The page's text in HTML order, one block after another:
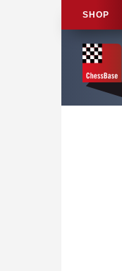
SHOP